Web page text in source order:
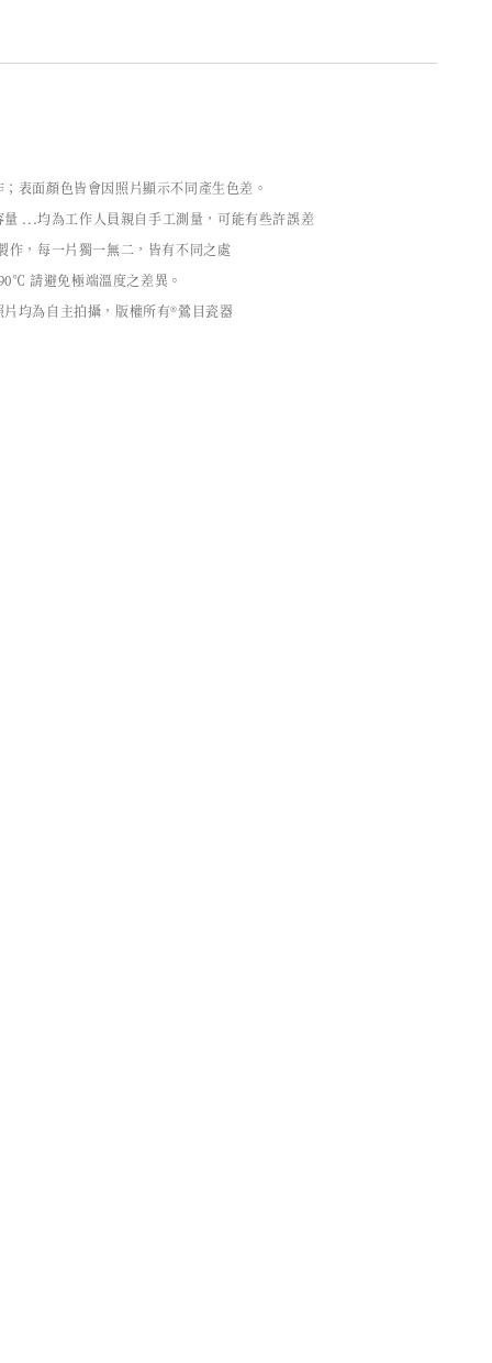
表面顏色皆會因照片顯示不同產生色差。
...均為工作人員親自手工測量，可能有些許誤差
作，每一片獨一無二，皆有不同之處
請避免極端溫度之差異。
均為自主拍攝，版權所有®鶯目瓷器